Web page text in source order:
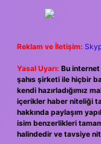
Reklam ve İletişim:
Yasal Uyarı: Bu
şahıs şirketi ile hiçbir
kendi hazırladığımız
içerikler haber niteliği
hakkında paylaşım
isim benzerlikleri
halindedir ve tavsiye